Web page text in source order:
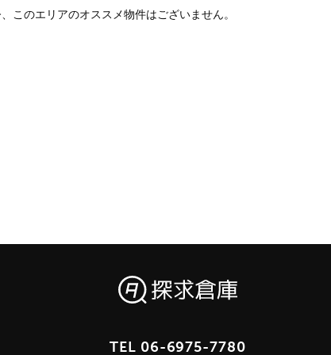
このエリアのオススメ物件はございません。
TEL 06-6975-7780